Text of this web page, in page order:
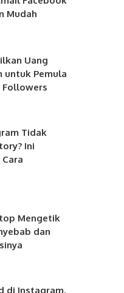
Mudah
Uang
untuk Pemula
Followers
Tidak
Ini
Mengetik
dan
di Instagram,